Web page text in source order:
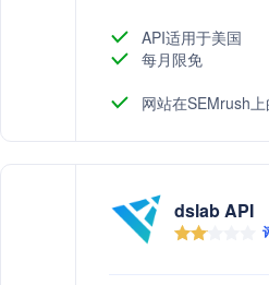
API适用于美国
每月限免
网站在SEMrush
dslab API